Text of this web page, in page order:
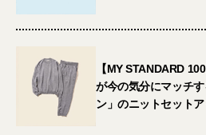
【MY STANDARD
が今の気分にマッチ
ン」のニットセット